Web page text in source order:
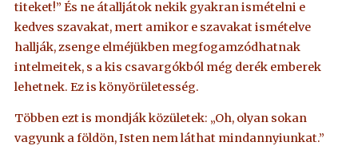
titeket!” És ne átalljátok nekik gyakran ismételni e
kedves szavakat, mert amikor e szavakat ismételve
hallják, zsenge elméjükben megfogamzódhatnak
intelmeitek, s a kis csavargókból még derék emberek
lehetnek. Ez is könyörületesség.
Többen ezt is mondják közületek: „Oh, olyan sokan
vagyunk a földön, Isten nem láthat mindannyiunkat.”